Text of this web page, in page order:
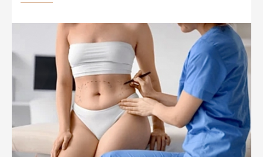
養慢慢調整，還是直接透過醫美療程改善會比較有
效？本文將從專業醫美醫師的角度，帶大家一起了
解！